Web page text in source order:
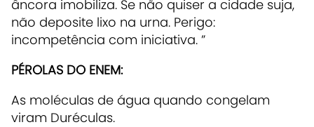
âncora imobiliza. Se não quiser a cidade suja,
não deposite lixo na urna. Perigo:
incompetência com iniciativa. ”
PÉROLAS DO ENEM:
As moléculas de água quando congelam
viram Duréculas.